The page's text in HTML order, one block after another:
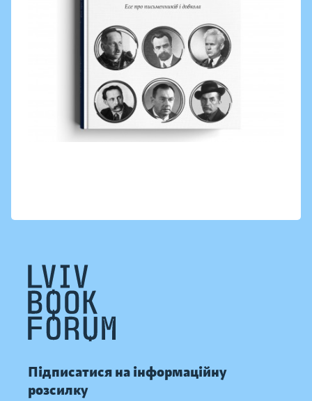
Підписатися на інформаційну
розсилку